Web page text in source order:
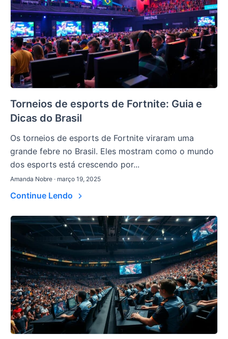
Torneios de esports de Fortnite: Guia e
Dicas do Brasil
Os torneios de esports de Fortnite viraram uma
grande febre no Brasil. Eles mostram como o mundo
dos esports está crescendo por...
Amanda Nobre · março 19, 2025
Continue Lendo